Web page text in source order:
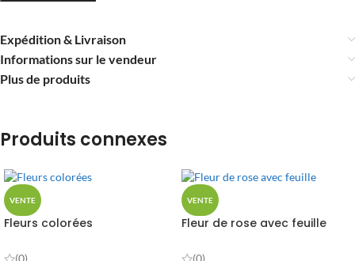
Expédition & Livraison
Informations sur le vendeur
Plus de produits
Produits connexes
VENTE
Fleurs colorées
VENTE
Fleur de rose avec feuille